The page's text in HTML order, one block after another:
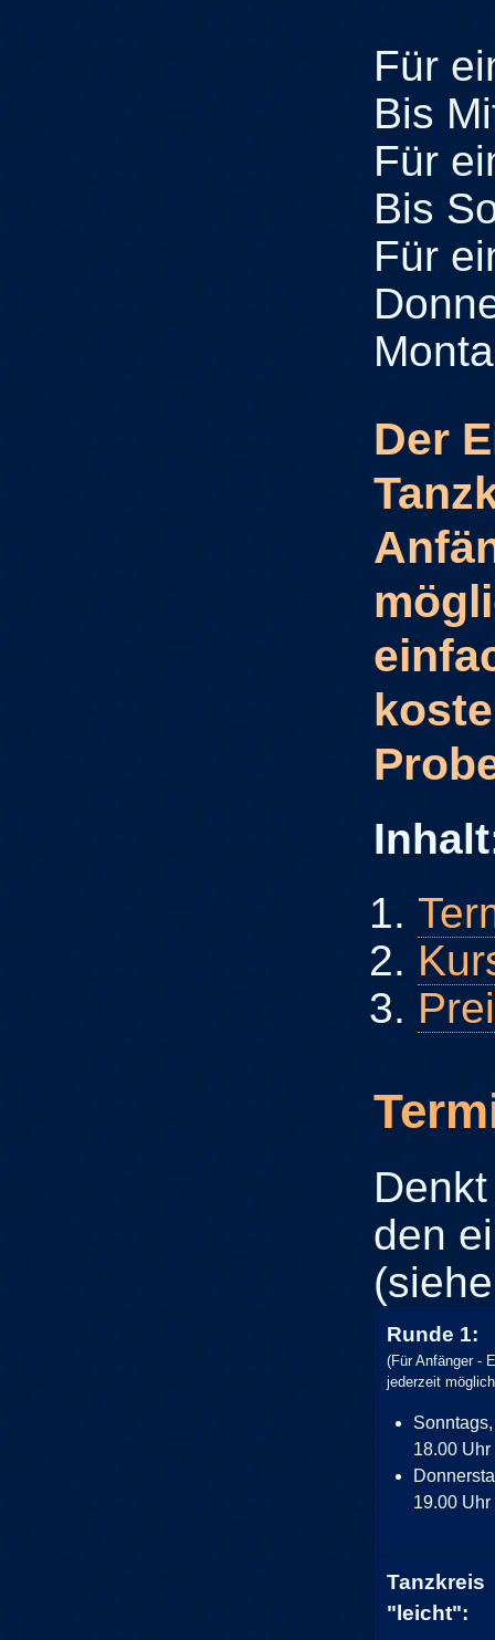
Für
Bis
Für
Bis
Für
Der
den
Runde 1:
(Für Anfänger -
jederzeit
Sonntags,
18.00 Uhr
19.00 Uhr
Tanzkreis
"leicht":